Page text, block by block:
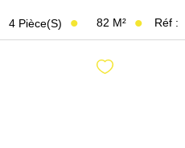
4 Pièce(s) 82 M² Réf :